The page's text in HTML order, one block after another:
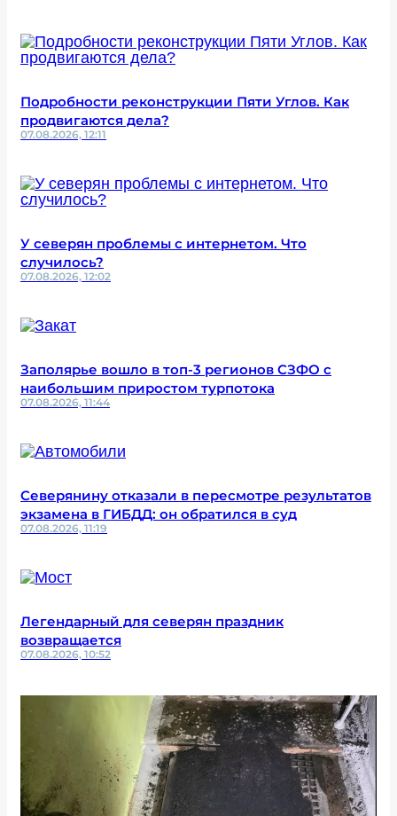
Подробности реконструкции Пяти Углов. Как
продвигаются дела?
07.08.2026, 12:11
У северян проблемы с интернетом. Что
случилось?
07.08.2026, 12:02
Заполярье вошло в топ-3 регионов СЗФО с
наибольшим приростом турпотока
07.08.2026, 11:44
Северянину отказали в пересмотре результатов
экзамена в ГИБДД: он обратился в суд
07.08.2026, 11:19
Легендарный для северян праздник
возвращается
07.08.2026, 10:52